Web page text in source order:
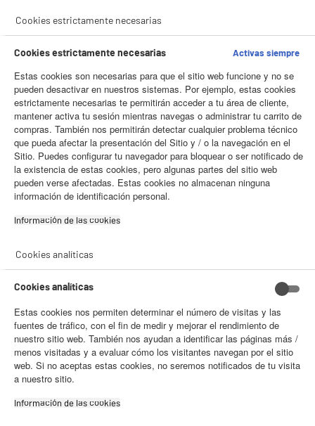
eso te damos una serie de
lavadora comprarsin equivocaciones.
COMO ELEGIR TU ASPIRADOR
Para decidirte por una u otra lavadora en función de la que más
se adapte a tus necesidades, existen una serie de criterios que
deberías de tener en cuenta si quieres que tu compra sea lo
más exitosa posible. Estos criterios dependen de factores como
el número de personas que viven en casa, el espacio del que
dispones, incluso el clima.
TIPOS DE ASPIRADOR
Existen principalmente tres
carga frontal, lavadora de carga superior y lavadora-secadora.
Aunque la gran mayoría de hogares españoles poseen
lavadoras de carga frontal, de ahí que se lleven la mayor parte
de la cuota de este mercado, las lavadoras de carga superior
son muy útiles en hogares donde el espacio para su ubicación
es reducido, ya que son más compactas.
Las lavadoras-secadoras tienen la ventaja de que nos dan la
funcionalidad de dos productos en uno pero su eficiencia
energética es menor.
Rechazar todas
BIENVENIDO a ELECTRO
DEPOT
Con el fin de mejorar tu experiencia, y tras tu consentimiento, ELECTRO DEPOT
y sus socios utilizan cookies que procesan tus datos personales para:
- compartir contenido adaptado a tus preferencias
- ofrecer publicidad y comunicaciones personalizadas
- facilitar el intercambio de contenido en las redes sociales
Consulta la política de cookies.
cookies estadísticas anónimas basadas en tu navegación. Puedes oponerte
Gestionar cookies
Cookies estrictamente necesarias
Cookies estrictamente necesarias Activas siempre
Estas cookies son necesarias para que el sitio web funcione y no se
pueden desactivar en nuestros sistemas. Por ejemplo, estas cookies
estrictamente necesarias te permitirán acceder a tu área de cliente,
mantener activa tu sesión mientras navegas o administrar tu carrito de
compras. También nos permitirán detectar cualquier problema técnico
que pueda afectar la presentación del Sitio y / o la navegación en el
Sitio. Puedes configurar tu navegador para bloquear o ser notificado de
la existencia de estas cookies, pero algunas partes del sitio web
pueden verse afectadas. Estas cookies no almacenan ninguna
información de identificación personal.
Información de las cookies‎
Cookies analíticas
Cookies analíticas
Estas cookies nos permiten determinar el número de visitas y las
fuentes de tráfico, con el fin de medir y mejorar el rendimiento de
nuestro sitio web. También nos ayudan a identificar las páginas más /
menos visitadas y a evaluar cómo los visitantes navegan por el sitio
web. Si no aceptas estas cookies, no seremos notificados de tu visita
a nuestro sitio.
Información de las cookies‎